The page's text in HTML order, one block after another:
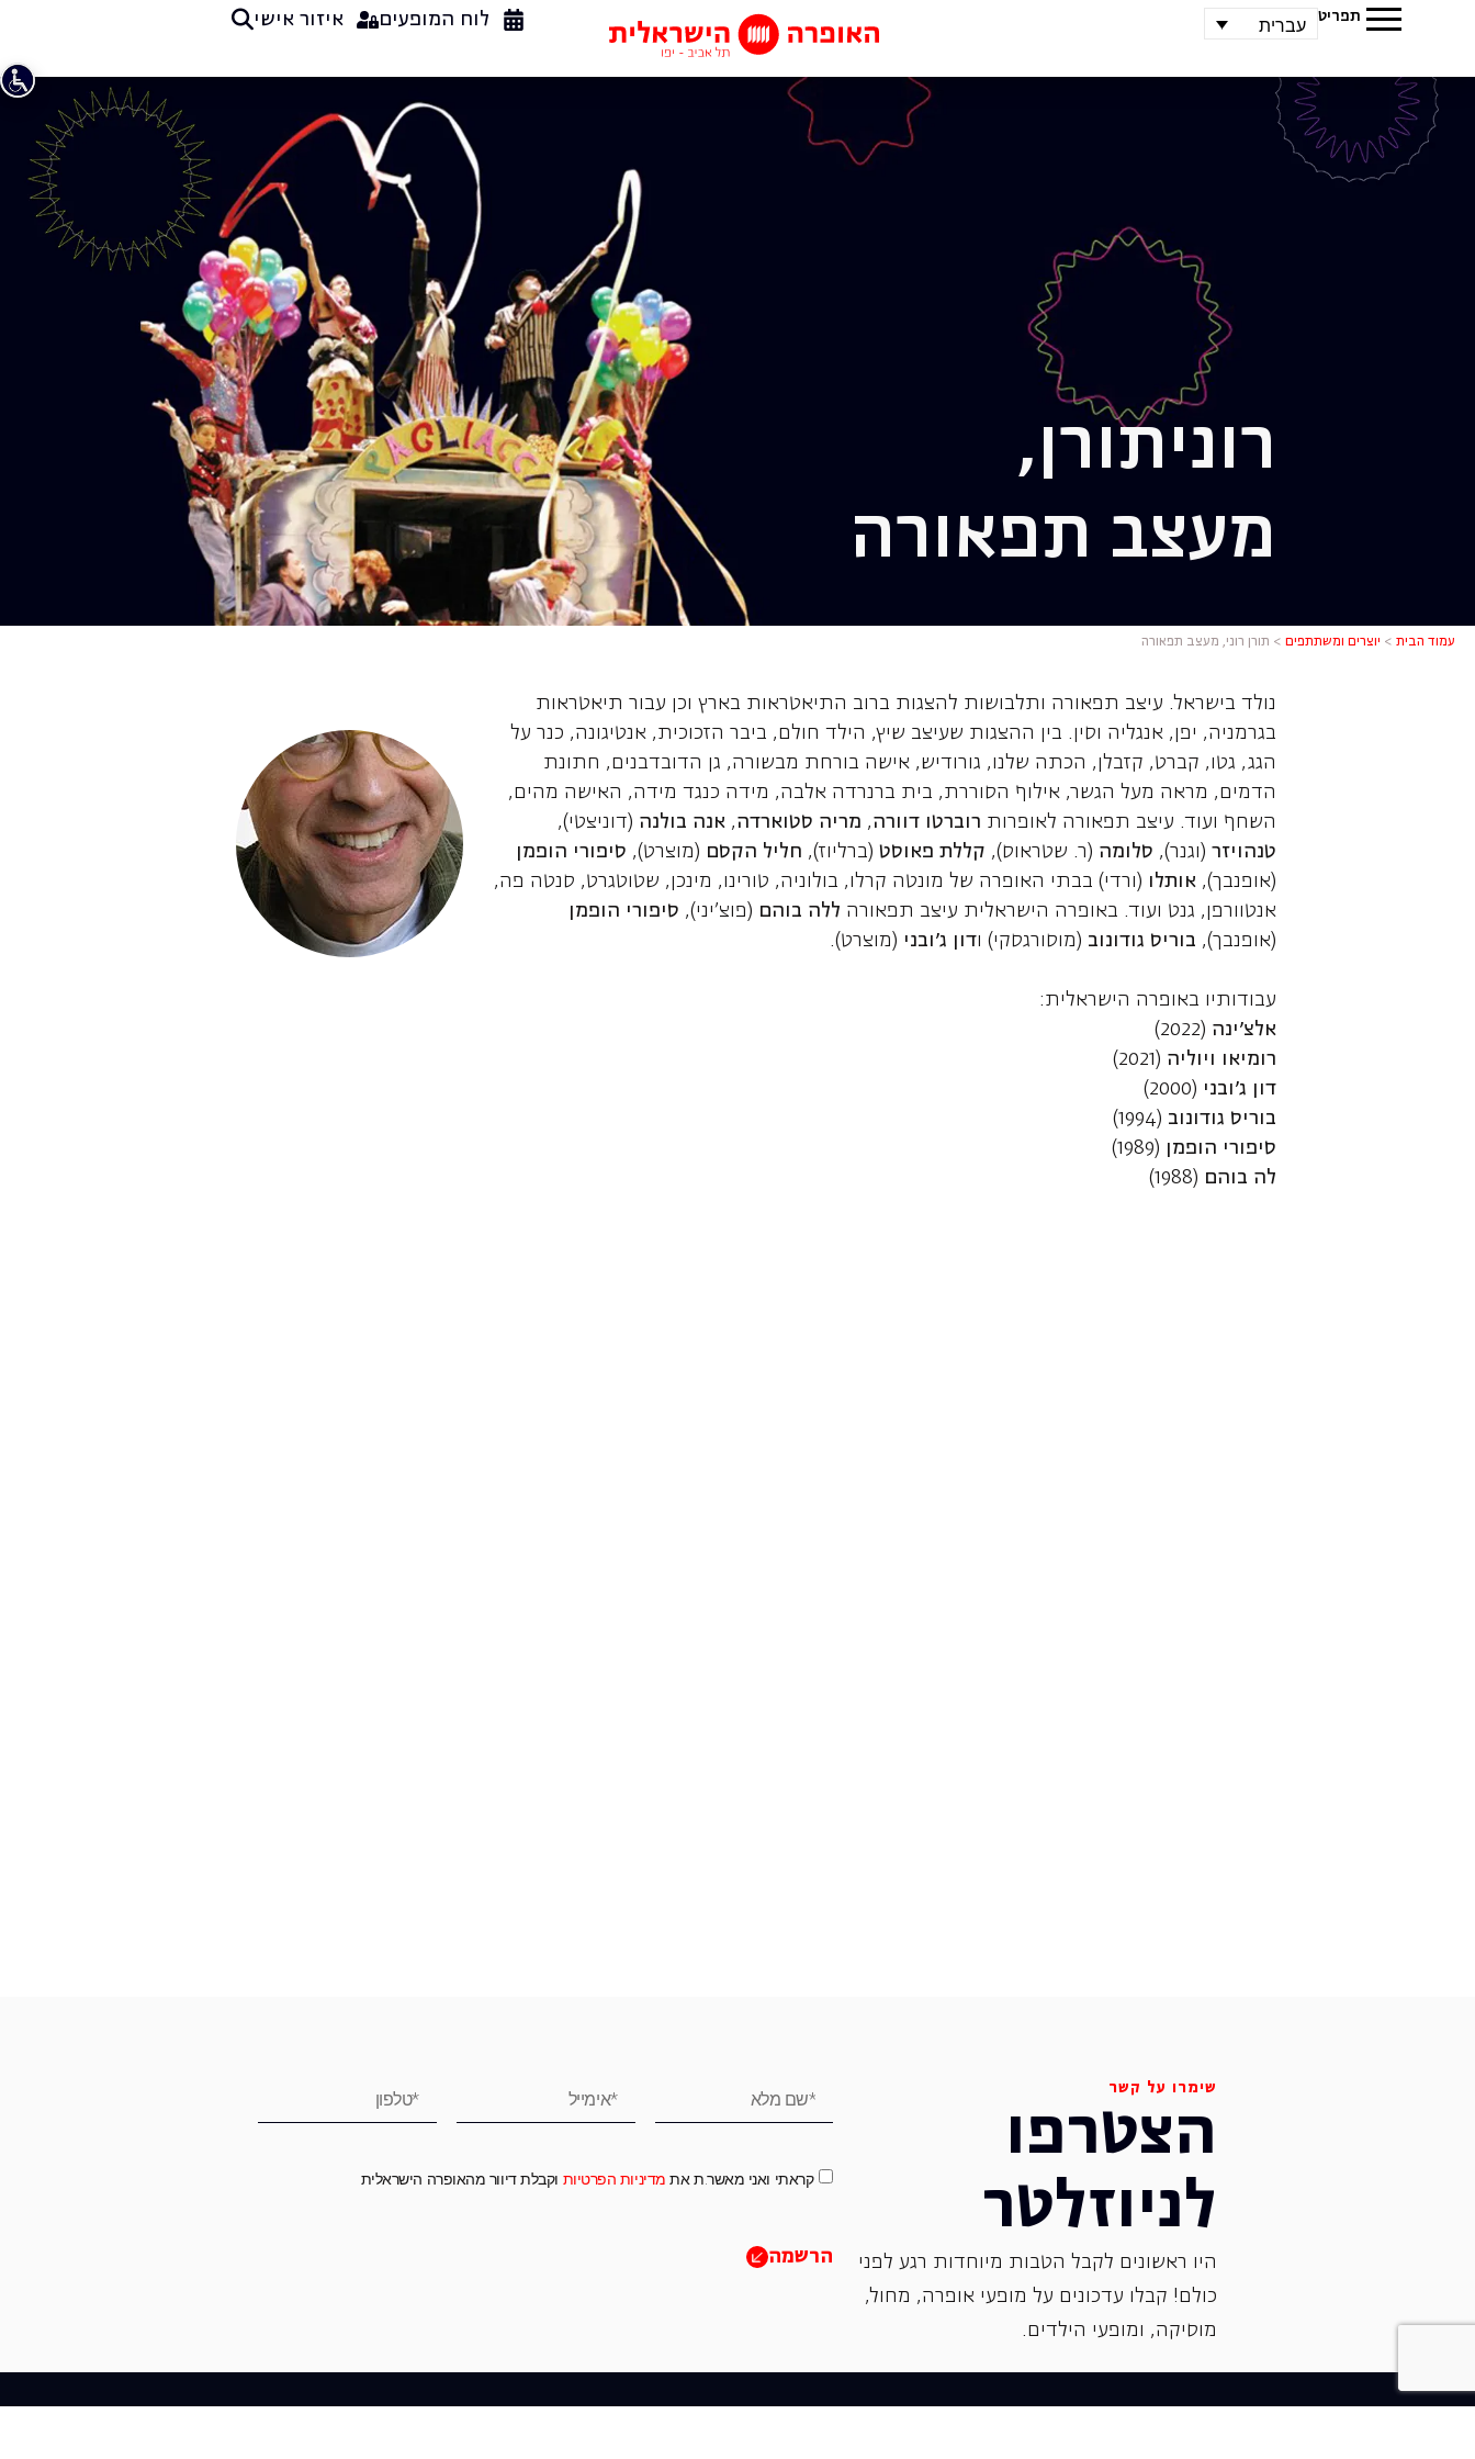
תפריט עברית לוח המופעים איזור אישי
תורן רוני, מעצב תפאורה
רוניתורן,
מעצב תפאורה
עמוד הבית > יוצרים ומשתתפים > תורן רוני, מעצב תפאורה
נולד בישראל. עיצב תפאורה ותלבושות להצגות ברוב התיאטראות בארץ וכן עבור תיאטראות
בגרמניה, יפן, אנגליה וסין. בין ההצגות שעיצב שיץ, הילד חולם, ביבר הזכוכית, אנטיגונה, כנר על
הגג, גטו, קברט, קזבלן, הכתה שלנו, גורודיש, אישה בורחת מבשורה, גן הדובדבנים, חתונת
הדמים, מראה מעל הגשר, אילוף הסוררת, בית ברנרדה אלבה, מידה כנגד מידה, האישה מהים,
השחף ועוד. עיצב תפאורה לאופרות רוברטו דוורה, מריה סטוארדה,אנה בולנה (דוניצטי),
טנהויזר (וגנר), סלומה (ר. שטראוס), קללת פאוסט (ברליוז), חליל הקסם (מוצרט), סיפורי הופמן
(אופנבך),אותלו (ורדי) בבתי האופרה של מונטה קרלו, בולוניה, טורינו, מינכן, שטוטגרט, סנטה פה,
אנטוורפן, גנט ועוד. באופרה הישראלית עיצב תפאורה ללה בוהם (פוצ'יני), סיפורי הופמן
(אופנבך), בוריס גודונוב (מוסורגסקי) ודון ג'ובני (מוצרט).
עבודותיו באופרה הישראלית:
אלצ'ינה (2022)
רומיאו ויוליה (2021)
דון ג'ובני (2000)
בוריס גודונוב (1994)
סיפורי הופמן (1989)
לה בוהם (1988)
שימרו על קשר
הצטרפו
לניוזלטר
היו ראשונים לקבל הטבות מיוחדות רגע לפני
כולם! קבלו עדכונים על מופעי אופרה, ‏מחול,
‏מוסיקה, ומופעי הילדים.
קראתי ואני מאשר.ת את מדיניות הפרטיות וקבלת דיוור מהאופרה הישראלית
הרשמה